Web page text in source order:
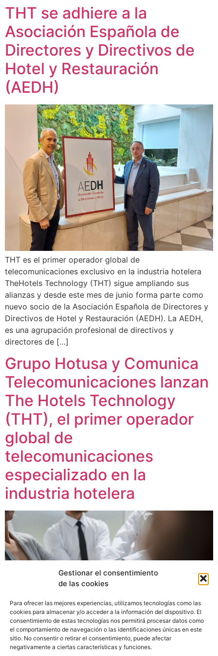
Gestionar el consentimiento
de las cookies
Para ofrecer las mejores experiencias, utilizamos tecnologías como las
cookies para almacenar y/o acceder a la información del dispositivo. El
consentimiento de estas tecnologías nos permitirá procesar datos como
el comportamiento de navegación o las identificaciones únicas en este
sitio. No consentir o retirar el consentimiento, puede afectar
negativamente a ciertas características y funciones.
contenido
THT se adhiere a la
Asociación Española de
Directores y Directivos de
Hotel y Restauración
(AEDH)
THT es el primer operador global de
telecomunicaciones exclusivo en la industria hotelera
TheHotels Technology (THT) sigue ampliando sus
alianzas y desde este mes de junio forma parte como
nuevo socio de la Asociación Española de Directores y
Directivos de Hotel y Restauración (AEDH). La AEDH,
es una agrupación profesional de directivos y
directores de […]
Grupo Hotusa y Comunica
Telecomunicaciones lanzan
The Hotels Technology
(THT), el primer operador
global de
telecomunicaciones
especializado en la
industria hotelera